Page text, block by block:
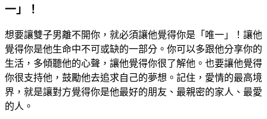
一」！
想要讓雙子男離不開你，就必須讓他覺得你是「唯一」！讓他
覺得你是他生命中不可或缺的一部分。你可以多跟他分享你的
生活，多傾聽他的心聲，讓他覺得你很了解他。也要讓他覺得
你很支持他，鼓勵他去追求自己的夢想。記住，愛情的最高境
界，就是讓對方覺得你是他最好的朋友、最親密的家人、最愛
的人。